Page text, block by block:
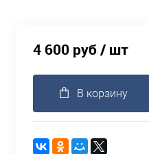
4 600 руб/ шт
В корзину